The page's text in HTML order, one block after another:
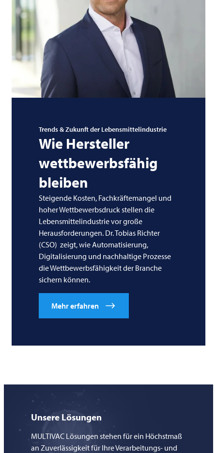
Trends & Zukunft der Lebensmittelindustrie
Wie Hersteller
wettbewerbsfähig
bleiben
Steigende Kosten, Fachkräftemangel und
hoher Wettbewerbsdruck stellen die
Lebensmittelindustrie vor große
Herausforderungen. Dr. Tobias Richter
(CSO) zeigt, wie Automatisierung,
Digitalisierung und nachhaltige Prozesse
die Wettbewerbsfähigkeit der Branche
sichern können.
Mehr erfahren
Unsere Lösungen
MULTIVAC Lösungen stehen für ein Höchstmaß
an Zuverlässigkeit für Ihre Verarbeitungs- und